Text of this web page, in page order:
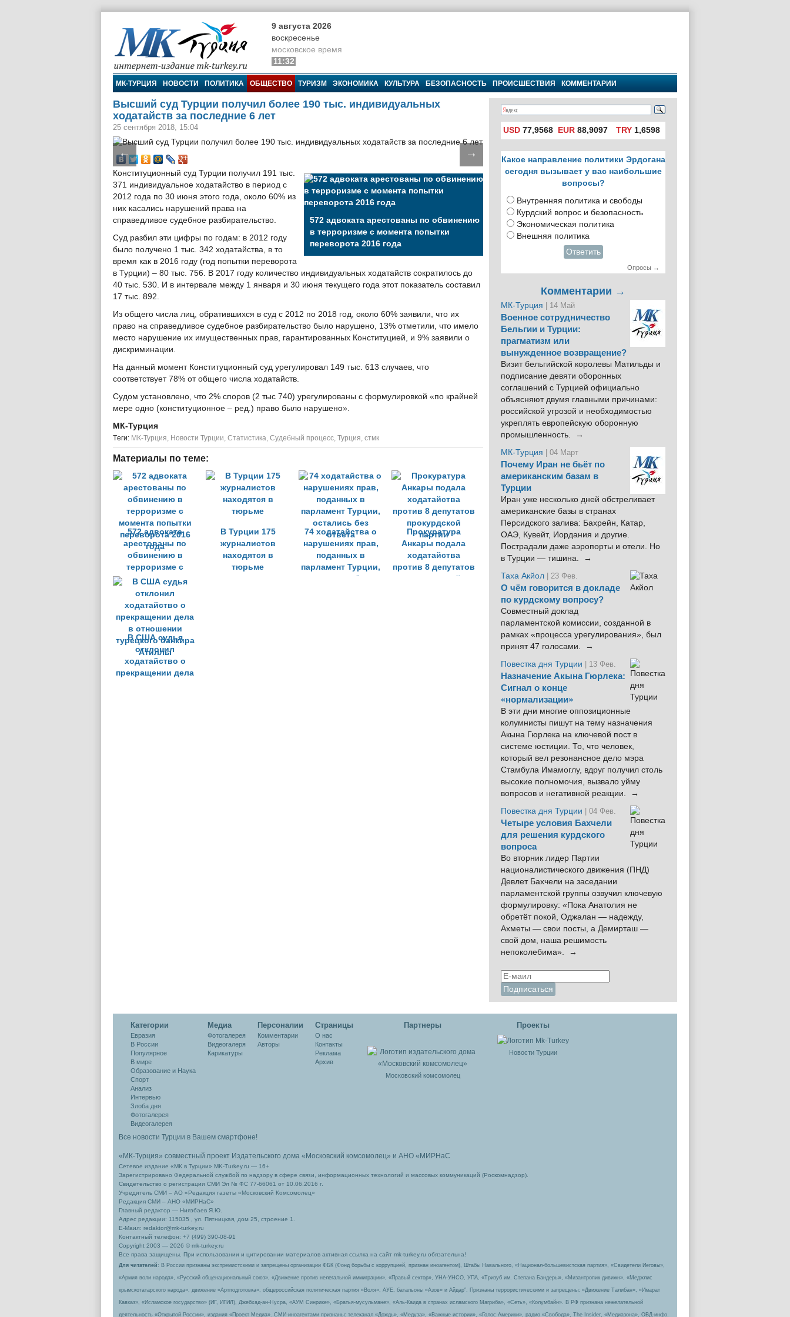
МК-Турция
9 августа 2026
воскресенье
московское время
11:32
МК-ТУРЦИЯ НОВОСТИ ПОЛИТИКА ОБЩЕСТВО ТУРИЗМ ЭКОНОМИКА КУЛЬТУРА БЕЗОПАСНОСТЬ ПРОИСШЕСТВИЯ КОММЕНТАРИИ
Высший суд Турции получил более 190 тыс. индивидуальных
ходатайств за последние 6 лет
25 сентября 2018, 15:04
← →
572 адвоката арестованы по обвинению
в терроризме с момента попытки
переворота 2016 года
Конституционный суд Турции получил 191 тыс.
371 индивидуальное ходатайство в период с
2012 года по 30 июня этого года, около 60% из
них касались нарушений права на
справедливое судебное разбирательство.
Суд разбил эти цифры по годам: в 2012 году
было получено 1 тыс. 342 ходатайства, в то
время как в 2016 году (год попытки переворота
в Турции) – 80 тыс. 756. В 2017 году количество индивидуальных ходатайств сократилось до
40 тыс. 530. И в интервале между 1 января и 30 июня текущего года этот показатель составил
17 тыс. 892.
Из общего числа лиц, обратившихся в суд с 2012 по 2018 год, около 60% заявили, что их
право на справедливое судебное разбирательство было нарушено, 13% отметили, что имело
место нарушение их имущественных прав, гарантированных Конституцией, и 9% заявили о
дискриминации.
На данный момент Конституционный суд урегулировал 149 тыс. 613 случаев, что
соответствует 78% от общего числа ходатайств.
Судом установлено, что 2% споров (2 тыс 740) урегулированы с формулировкой «по крайней
мере одно (конституционное – ред.) право было нарушено».
МК-Турция
Tеги: МК-Турция, Новости Турции, Статистика, Судебный процесс, Турция, стмк
Материалы по теме:
572 адвоката
арестованы по
обвинению в
терроризме с
момента попытки
переворота 2016
года
В Турции 175
журналистов
находятся в
тюрьме
74 ходатайства о
нарушениях прав,
поданных в
парламент Турции,
остались без
Прокуратура
Анкары подала
ходатайства
против 8 депутатов
прокурдской
В США судья
отклонил
ходатайство о
прекращении дела
USD 77,9568 EUR 88,9097 TRY1,6598
Какое направление политики Эрдогана
сегодня вызывает у вас наибольшие
вопросы?
Внутренняя политика и свободы
Курдский вопрос и безопасность
Экономическая политика
Внешняя политика
Ответить
Опросы →
Комментарии →
МК-Турция | 14 Май
Военное сотрудничество
Бельгии и Турции:
прагматизм или
вынужденное возвращение?
Визит бельгийской королевы Матильды и
подписание девяти оборонных
соглашений с Турцией официально
объясняют двумя главными причинами:
российской угрозой и необходимостью
укреплять европейскую оборонную
промышленность. →
МК-Турция
| 04 Март
Почему Иран не бьёт по
американским базам в
Турции
Иран уже несколько дней обстреливает
американские базы в странах
Персидского залива: Бахрейн, Катар,
ОАЭ, Кувейт, Иордания и другие.
Пострадали даже аэропорты и отели. Но
в Турции — тишина. →
Таха Акйол | 23 Фев.
О чём говорится в докладе
по курдскому вопросу?
Совместный доклад
парламентской комиссии, созданной в
рамках «процесса урегулирования», был
принят 47 голосами. →
Повестка дня Турции
| 13 Фев.
Назначение Акына Гюрлека:
Сигнал о конце
«нормализации»
В эти дни многие оппозиционные
колумнисты пишут на тему назначения
Акына Гюрлека на ключевой пост в
системе юстиции. То, что человек,
который вел резонансное дело мэра
Стамбула Имамоглу, вдруг получил столь
высокие полномочия, вызвало уйму
вопросов и негативной реакции. →
Повестка дня Турции
| 04 Фев.
Четыре условия Бахчели
для решения курдского
вопроса
Во вторник лидер Партии
националистического движения (ПНД)
Девлет Бахчели на заседании
парламентской группы озвучил ключевую
формулировку: «Пока Анатолия не
обретёт покой, Оджалан — надежду,
Ахметы — свои посты, а Демирташ —
свой дом, наша решимость
непоколебима». →
Категории
Евразия
В России
Популярное
В мире
Образование и Наука
Спорт
Анализ
Интервью
Злоба дня
Фотогалерея
Видеогалерея
Медиа
Фотогалерея
Видеогалеря
Карикатуры
Персоналии
Комментарии
Авторы
Cтраницы
О нас
Контакты
Реклама
Архив
Партнеры
Московский комсомолец
Проекты
Новости Турции
Все новости Турции в Вашем смартфоне!
«МК-Турция» совместный проект Издательского дома «Московский комсомолец» и АНО «МИРНаС
Сетевое издание «МК в Турции» MK-Turkey.ru — 16+
Зарегистрировано Федеральной службой по надзору в сфере связи, информационных технологий и массовых коммуникаций (Роскомнадзор).
Свидетельство о регистрации СМИ Эл № ФС 77-66061 от 10.06.2016 г.
Учредитель СМИ – АО «Редакция газеты «Московский Комсомолец»
Редакция СМИ – АНО «МИРНаС»
Главный редактор — Ниязбаев Я.Ю.
Адрес редакции: 115035 , ул. Пятницкая, дом 25, строение 1.
Е-Маил: redaktor@mk-turkey.ru
Контактный телефон: +7 (499) 390-08-91
Copyright 2003 — 2026 © mk-turkey.ru
Все права защищены. При использовании и цитировании материалов активная ссылка на сайт mk-turkey.ru обязательна!
Для читателей : В России признаны экстремистскими и запрещены организации ФБК (Фонд борьбы с коррупцией, признан иноагентом), Штабы Навального, «Национал-большевистская партия», «Свидетели Иеговы»,
«Армия воли народа», «Русский общенациональный союз», «Движение против нелегальной иммиграции», «Правый сектор», УНА-УНСО, УПА, «Тризуб им. Степана Бандеры», «Мизантропик дивижн», «Меджлис
крымскотатарского народа», движение «Артподготовка», общероссийская политическая партия «Воля», АУЕ, батальоны «Азов» и Айдар″. Признаны террористическими и запрещены: «Движение Талибан», «Имарат
Кавказ», «Исламское государство» (ИГ, ИГИЛ), Джебхад-ан-Нусра, «АУМ Синрике», «Братья-мусульмане», «Аль-Каида в странах исламского Магриба», «Сеть», «Колумбайн». В РФ признана нежелательной
деятельность «Открытой России», издания «Проект Медиа». СМИ-иноагентами признаны: телеканал «Дождь», «Медуза», «Важные истории», «Голос Америки», радио «Свобода», The Insider, «Медиазона», ОВД-инфо.